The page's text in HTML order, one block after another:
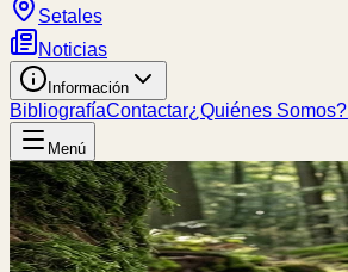
Setales
Noticias
Información
BibliografíaContactar¿Quiénes Somos?
Menú